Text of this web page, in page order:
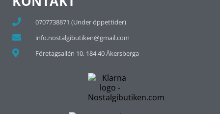
0707738871 (Under öppettider)
info.nostalgibutiken@gmail.com
Företagsallén 10, 184 40 Åkersberga